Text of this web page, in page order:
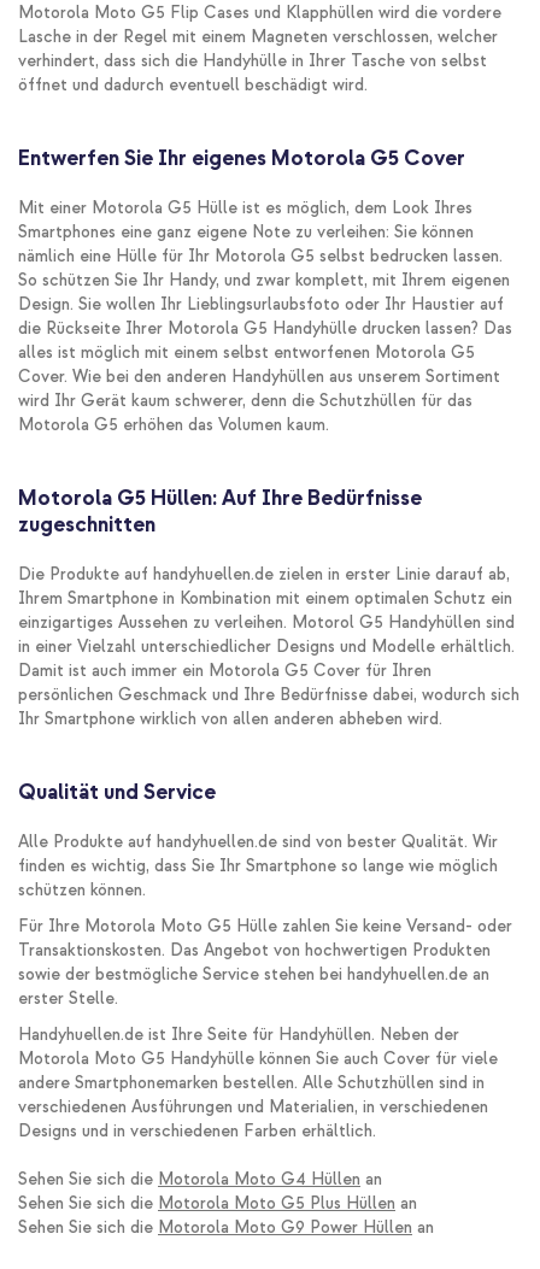
Motorola Moto G5 Flip Cases und Klapphüllen wird die vordere
Lasche in der Regel mit einem Magneten verschlossen, welcher
verhindert, dass sich die Handyhülle in Ihrer Tasche von selbst
öffnet und dadurch eventuell beschädigt wird.
Entwerfen Sie Ihr eigenes Motorola G5 Cover
Mit einer Motorola G5 Hülle ist es möglich, dem Look Ihres
Smartphones eine ganz eigene Note zu verleihen: Sie können
nämlich eine Hülle für Ihr Motorola G5 selbst bedrucken lassen.
So schützen Sie Ihr Handy, und zwar komplett, mit Ihrem eigenen
Design. Sie wollen Ihr Lieblingsurlaubsfoto oder Ihr Haustier auf
die Rückseite Ihrer Motorola G5 Handyhülle drucken lassen? Das
alles ist möglich mit einem selbst entworfenen Motorola G5
Cover. Wie bei den anderen Handyhüllen aus unserem Sortiment
wird Ihr Gerät kaum schwerer, denn die Schutzhüllen für das
Motorola G5 erhöhen das Volumen kaum.
Motorola G5 Hüllen: Auf Ihre Bedürfnisse
zugeschnitten
Die Produkte auf handyhuellen.de zielen in erster Linie darauf ab,
Ihrem Smartphone in Kombination mit einem optimalen Schutz ein
einzigartiges Aussehen zu verleihen. Motorol G5 Handyhüllen sind
in einer Vielzahl unterschiedlicher Designs und Modelle erhältlich.
Damit ist auch immer ein Motorola G5 Cover für Ihren
persönlichen Geschmack und Ihre Bedürfnisse dabei, wodurch sich
Ihr Smartphone wirklich von allen anderen abheben wird.
Qualität und Service
Alle Produkte auf handyhuellen.de sind von bester Qualität. Wir
finden es wichtig, dass Sie Ihr Smartphone so lange wie möglich
schützen können.
Für Ihre Motorola Moto G5 Hülle zahlen Sie keine Versand- oder
Transaktionskosten. Das Angebot von hochwertigen Produkten
sowie der bestmögliche Service stehen bei handyhuellen.de an
erster Stelle.
Handyhuellen.de ist Ihre Seite für Handyhüllen. Neben der
Motorola Moto G5 Handyhülle können Sie auch Cover für viele
andere Smartphonemarken bestellen. Alle Schutzhüllen sind in
verschiedenen Ausführungen und Materialien, in verschiedenen
Designs und in verschiedenen Farben erhältlich.
Sehen Sie sich die Motorola Moto G4 Hüllen an
Sehen Sie sich die Motorola Moto G5 Plus Hüllen an
Sehen Sie sich die Motorola Moto G9 Power Hüllen an